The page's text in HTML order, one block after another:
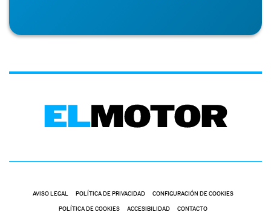
AVISO LEGAL POLÍTICA DE PRIVACIDAD CONFIGURACIÓN DE COOKIES
POLÍTICA DE COOKIES ACCESIBILIDAD CONTACTO